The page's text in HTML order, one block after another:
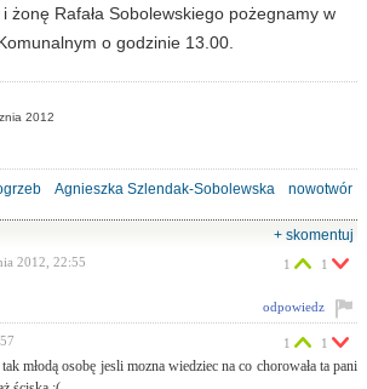
żonę Rafała Sobolewskiego pożegnamy w
o godzinie 13.00.
2012
Agnieszka Szlendak-Sobolewska nowotwór
+ skomentuj
2012, 22:55 1 1
odpowiedz
młodą osobę jesli mozna wiedziec na co chorowała ta pani
1 1